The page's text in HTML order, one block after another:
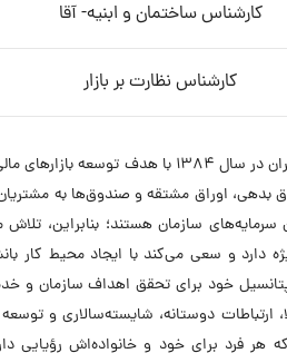
کارشناس ساختمان و ابنیه- آقا
کارشناس نظارت بر بازار
شرکت بورس تهران در سال ۱۳۸۴ با
بدهی، اوراق مشتقه و صندوق‌ها به
سرمایه‌های سازمان هستند؛ بنابراین،
دارد و سعی می‌کند با ایجاد محیط کار
خود برای تحقق اهداف سازمان و
ارتباطات دوستانه، شایسته‌سالاری و
هر فرد برای خود و خانواده‌اش رؤیایی